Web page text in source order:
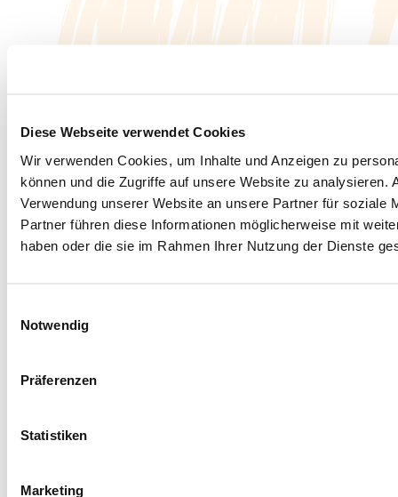
Diese Webseite verwendet Cookies
Wir verwenden Cookies, um Inhalte und Anzeigen zu
können und die Zugriffe auf unsere Website zu analysieren.
Verwendung unserer Website an unsere Partner für soziale
Partner führen diese Informationen möglicherweise mit
haben oder die sie im Rahmen Ihrer Nutzung der Dienste
Notwendig
Präferenzen
Statistiken
Marketing